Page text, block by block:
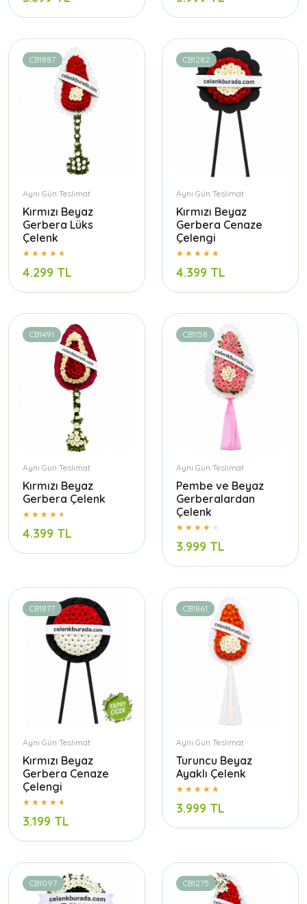
CB1887
Aynı Gün Teslimat
Kırmızı Beyaz
Gerbera Lüks
Çelenk
4.299 TL
CB1282
Aynı Gün Teslimat
Kırmızı Beyaz
Gerbera Cenaze
Çelengi
4.399 TL
CB1491
Aynı Gün Teslimat
Kırmızı Beyaz
Gerbera Çelenk
4.399 TL
CB1158
Aynı Gün Teslimat
Pembe ve Beyaz
Gerberalardan
Çelenk
3.999 TL
CB1877
Aynı Gün Teslimat
Kırmızı Beyaz
Gerbera Cenaze
Çelengi
3.199 TL
CB1861
Aynı Gün Teslimat
Turuncu Beyaz
Ayaklı Çelenk
3.999 TL
CB1097 CB1275